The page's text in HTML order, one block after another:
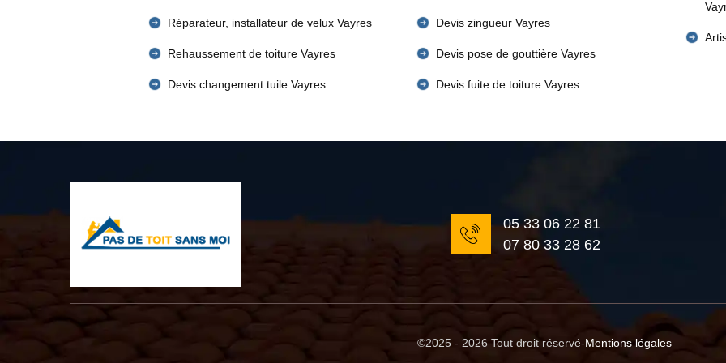
Réparateur, installateur de velux Vayres
Rehaussement de toiture Vayres
Devis changement tuile Vayres
Devis zingueur Vayres
Devis pose de gouttière Vayres
Devis fuite de toiture Vayres
05 33 06 22 81
07 80 33 28 62
©2025 - 2026 Tout droit réservé-Mentions légales